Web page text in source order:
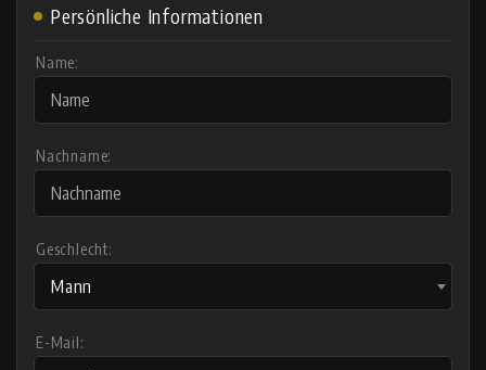
Persönliche Informationen
Name:
Nachname:
Geschlecht:
Mann
E-Mail: